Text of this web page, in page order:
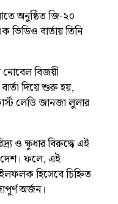
অনুষ্ঠিত জি-২০
ভিডিও বার্তায় তিনি
নোবেল বিজয়ী
দিয়ে শুরু হয়,
লেডি জানজা লুলার
ও ক্ষুধার বিরুদ্ধে এই
দেশ। ফলে, এই
হিসেবে চিহ্নিত
অর্জন।